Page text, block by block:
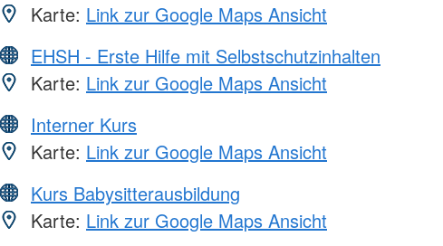
Karte: Link zur Google Maps Ansicht
EHSH - Erste Hilfe mit Selbstschutzinhalten
Karte: Link zur Google Maps Ansicht
Interner Kurs
Karte: Link zur Google Maps Ansicht
Kurs Babysitterausbildung
Karte: Link zur Google Maps Ansicht